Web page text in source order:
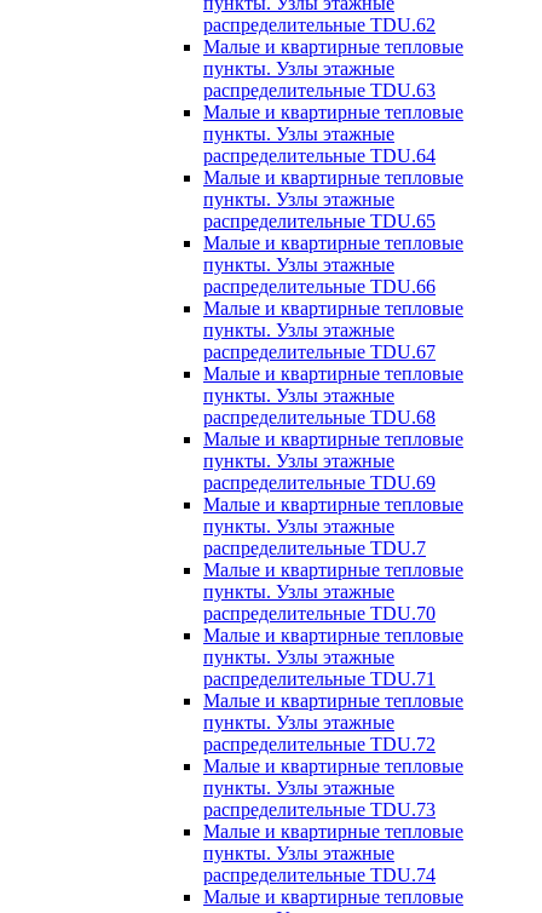
распределительные TDU.62
Малые и квартирные тепловые
пункты. Узлы этажные
распределительные TDU.63
Малые и квартирные тепловые
пункты. Узлы этажные
распределительные TDU.64
Малые и квартирные тепловые
пункты. Узлы этажные
распределительные TDU.65
Малые и квартирные тепловые
пункты. Узлы этажные
распределительные TDU.66
Малые и квартирные тепловые
пункты. Узлы этажные
распределительные TDU.67
Малые и квартирные тепловые
пункты. Узлы этажные
распределительные TDU.68
Малые и квартирные тепловые
пункты. Узлы этажные
распределительные TDU.69
Малые и квартирные тепловые
пункты. Узлы этажные
распределительные TDU.7
Малые и квартирные тепловые
пункты. Узлы этажные
распределительные TDU.70
Малые и квартирные тепловые
пункты. Узлы этажные
распределительные TDU.71
Малые и квартирные тепловые
пункты. Узлы этажные
распределительные TDU.72
Малые и квартирные тепловые
пункты. Узлы этажные
распределительные TDU.73
Малые и квартирные тепловые
пункты. Узлы этажные
распределительные TDU.74
Малые и квартирные тепловые